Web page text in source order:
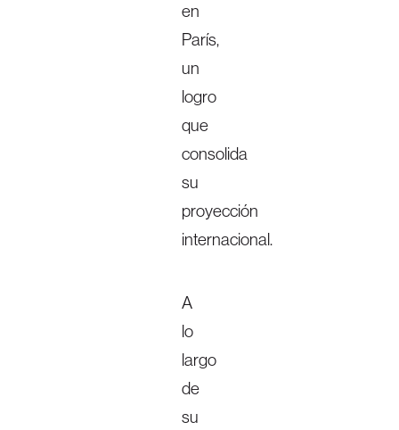
en
París,
un
logro
que
consolida
su
proyección
internacional.
A
lo
largo
de
su